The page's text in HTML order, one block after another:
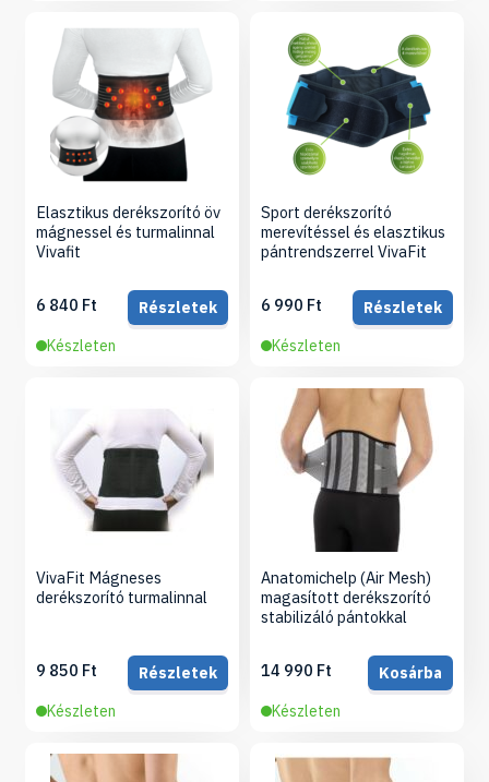
Elasztikus derékszorító öv
mágnessel és turmalinnal
Vivafit
6 840 Ft
Részletek
Készleten
Sport derékszorító
merevítéssel és elasztikus
pántrendszerrel VivaFit
6 990 Ft
Részletek
Készleten
VivaFit Mágneses
derékszorító turmalinnal
9 850 Ft
Részletek
Készleten
Anatomichelp (Air Mesh)
magasított derékszorító
stabilizáló pántokkal
14 990 Ft
Kosárba
Készleten